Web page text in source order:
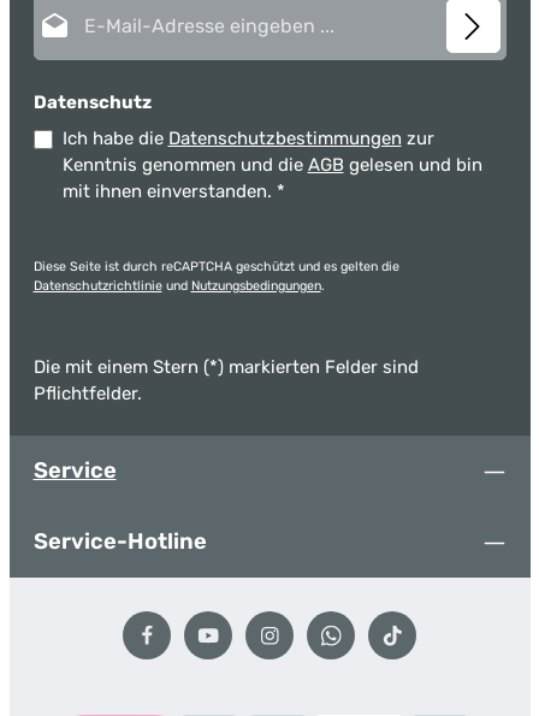
Datenschutz
Ich habe die Datenschutzbestimmungen zur
Kenntnis genommen und die AGB gelesen und bin
mit ihnen einverstanden. *
Diese Seite ist durch reCAPTCHA geschützt und es gelten die
Datenschutzrichtlinieund Nutzungsbedingungen.
Die mit einem Stern (*) markierten Felder sind
Pflichtfelder.
Service
Service-Hotline